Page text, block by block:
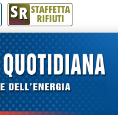
SR STAFFETTA
RIFIUTI